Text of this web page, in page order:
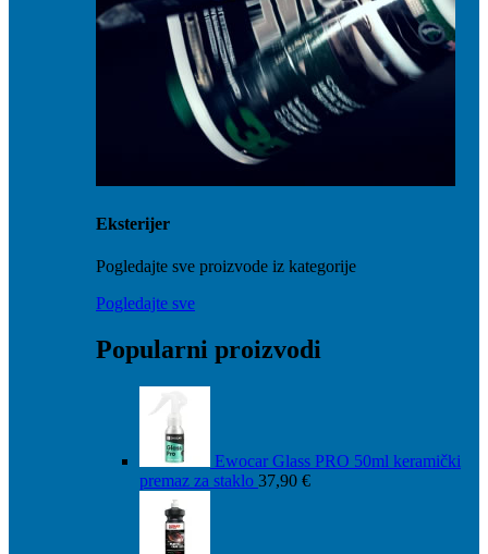
Eksterijer
Pogledajte sve proizvode iz kategorije
Pogledajte sve
Popularni proizvodi
Ewocar Glass PRO 50ml keramički
premaz za staklo 37,90 €